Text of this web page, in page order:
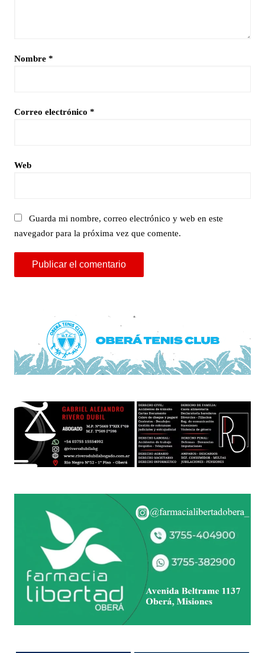
Nombre *
Correo electrónico *
Web
Guarda mi nombre, correo electrónico y web en este
navegador para la próxima vez que comente.